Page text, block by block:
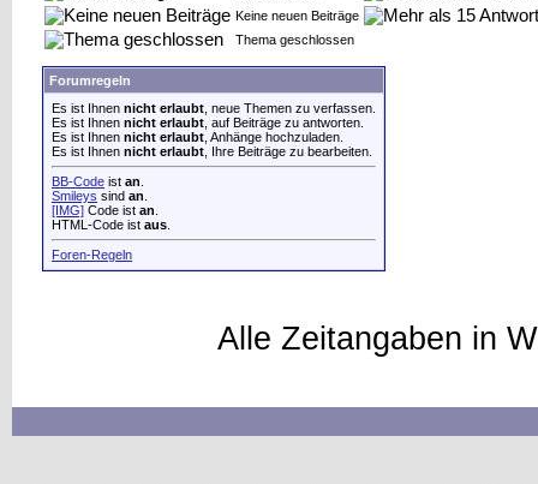
Keine neuen Beiträge
Thema geschlossen
Forumregeln
Es ist Ihnen nicht erlaubt , neue Themen zu verfassen.
Es ist Ihnen nicht erlaubt , auf Beiträge zu antworten.
Es ist Ihnen nicht erlaubt , Anhänge hochzuladen.
Es ist Ihnen nicht erlaubt , Ihre Beiträge zu bearbeiten.
BB-Code ist an
Smileys sind an
[IMG] Code ist an
HTML-Code ist aus
Foren-Regeln
Alle Zeitangaben in